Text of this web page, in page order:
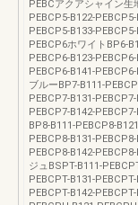
PEBCアクアシャイン生
PEBCP5-B122-
PEBCP5-B133-
PEBCP6ホワイトBP6-
PEBCP6-B123-
PEBCP6-B141-
ブルーBP7-B111-
PEBCP7-B131-
PEBCP7-B142-
BP8-B111-PEBCP8-
PEBCP8-B131-
PEBCP8-B142-
ジュBSPT-B111-
PEBCPT-B131-
PEBCPT-B142-